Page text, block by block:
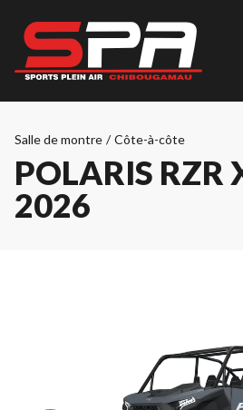
Salle de montre / Côte-à-côte
POLARIS RZR
2026